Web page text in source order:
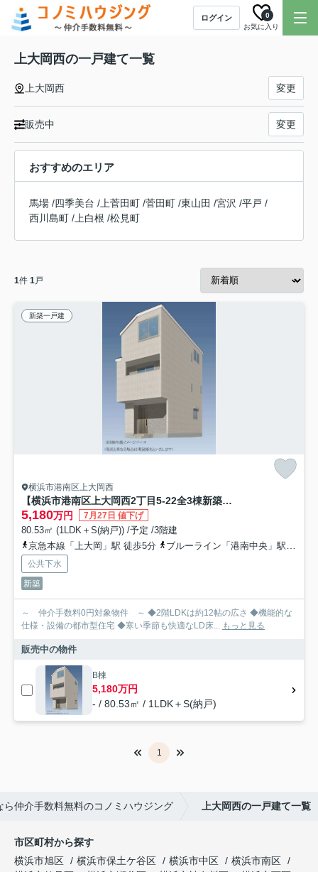
ログイン
お気に入り
0
上大岡西の一戸建て一覧
上大岡西 変更
販売中 変更
おすすめのエリア
馬場 /四季美台 / 上菅田町 /菅田町 /東山田 /宮沢 /平戸 /
西川島町 / 上白根 /松見町
1件 1戸
新築一戸建
横浜市港南区上大岡西
【横浜市港南区上大岡西2丁目5-22全3棟新築戸建て】★仲介手数料無料★（上大岡小学校・笹下中学校）
5,180万円 7月27日 値下げ
80.53㎡ (1LDK＋S(納戸)) /予定 /3階建
京急本線「上大岡」駅 徒歩5分
ブルーライン「港南中央」駅 徒歩10分
公共下水
新築
～ 仲介手数料0円対象物件 ～ ◆2階LDKは約12帖の広さ ◆機能的な
仕様・設備の都市型住宅 ◆寒い季節も快適なLD床... もっと見る
販売中の物件
B棟
5,180万円
- / 80.53㎡ / 1LDK＋S(納戸)
1
仲介手数料無料のコノミハウジング 上大岡西の一戸建て一覧
市区町村から探す
横浜市旭区
横浜市保土ケ谷区 横浜市中区
横浜市南区